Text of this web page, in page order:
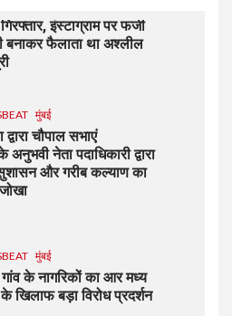
इंस्टाग्राम पर फर्जी
बनाकर फैलाता था अश्लील
मुंबई
द्वारा चौपाल सभाएं
के अनुभवी नेता पदाधिकारी द्वारा
और गरीब कल्याण का
मुंबई
गांव के नागरिकों का आर मध्य
खिलाफ बड़ा विरोध प्रदर्शन